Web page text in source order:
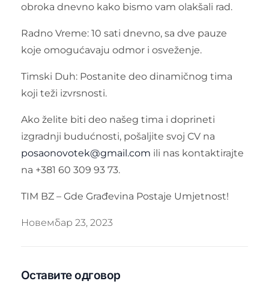
obroka dnevno kako bismo vam olakšali rad.
Radno Vreme: 10 sati dnevno, sa dve pauze
koje omogućavaju odmor i osveženje.
Timski Duh: Postanite deo dinamičnog tima
koji teži izvrsnosti.
Ako želite biti deo našeg tima i doprineti
izgradnji budućnosti, pošaljite svoj CV na
posaonovotek@gmail.com ili nas kontaktirajte
na +381 60 309 93 73.
TIM BZ – Gde Građevina Postaje Umjetnost!
Новембар 23, 2023
Оставите одговор